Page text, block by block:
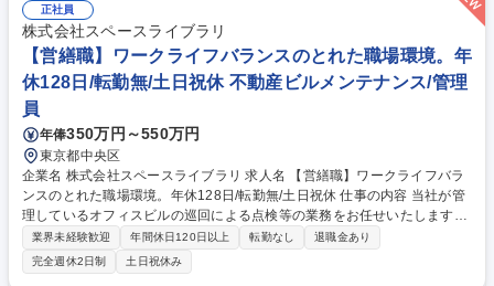
正社員
株式会社スペースライブラリ
【営繕職】ワークライフバランスのとれた職場環境。年
休128日/転勤無/土日祝休 不動産ビルメンテナンス/管理
員
年俸350万円～550万円
東京都中央区
企業名 株式会社スペースライブラリ 求人名 【営繕職】ワークライフバラ
ンスのとれた職場環境。年休128日/転勤無/土日祝休 仕事の内容 当社が管
理しているオフィスビルの巡回による点検等の業務をお任せいたします。
23区内のビルを電車で巡回いただきます。１日３件程度です。※変更の範
囲：会社が定める業務 【具体的には】・建具調整およびメンテナンス業務
・電気機器類の修繕、部品交換などの業務 ・故障対応や緊急対応の一次対
業界未経験歓迎 年間休日120日以上 転勤なし
退職金あり
完全週休2日制
土日祝休み